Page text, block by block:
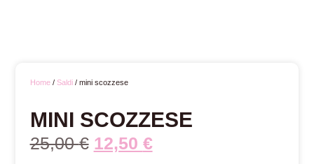
Home/ Saldi/ mini scozzese
MINI SCOZZESE
25,00€ 12,50 €